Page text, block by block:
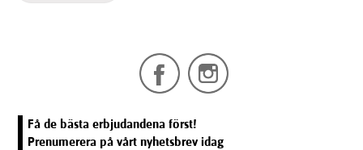
Få de bästa erbjudandena först!
Prenumerera på vårt nyhetsbrev idag